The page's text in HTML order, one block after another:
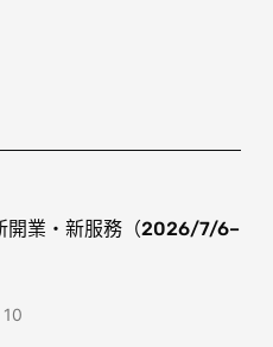
開業・新服務（2026/7/6–